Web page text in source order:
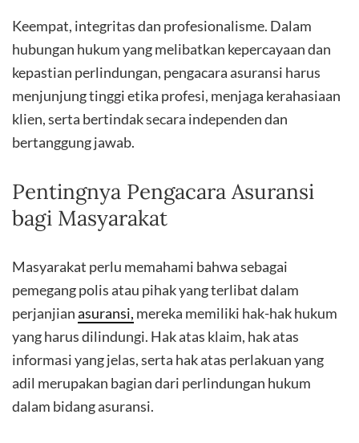
Keempat, integritas dan profesionalisme. Dalam
hubungan hukum yang melibatkan kepercayaan dan
kepastian perlindungan, pengacara asuransi harus
menjunjung tinggi etika profesi, menjaga kerahasiaan
klien, serta bertindak secara independen dan
bertanggung jawab.
Pentingnya Pengacara Asuransi
bagi Masyarakat
Masyarakat perlu memahami bahwa sebagai
pemegang polis atau pihak yang terlibat dalam
perjanjianasuransi, mereka memiliki hak-hak hukum
yang harus dilindungi. Hak atas klaim, hak atas
informasi yang jelas, serta hak atas perlakuan yang
adil merupakan bagian dari perlindungan hukum
dalam bidang asuransi.